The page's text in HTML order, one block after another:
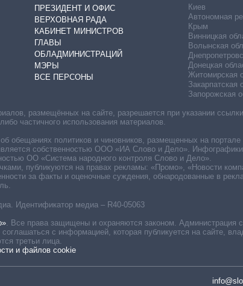
ПРЕЗИДЕНТ И ОФИС
ВЕРХОВНАЯ РАДА
КАБИНЕТ МИНИСТРОВ
ГЛАВЫ
ОБЛАДМИНИСТРАЦИЙ
МЭРЫ
ВСЕ ПЕРСОНЫ
Киев
Автономная
Крым
Винницкая
Волынская
Донецкая
Житомирская
Закарпатская
Запорожская
Идентификатор медиа – R40-05063
. Все права защищены и охраняются законом. Администрация
соглашаться с информацией, которая публикуется на сайте,
третьи лица.
и файлов cookie
размещённых на сайте, разрешается при указании
частичного использования материалов.
обещаниях политиков и чиновников, размещенных на
собственностью ООО «ИА Слово и Дело».
ОО «Система народного контроля Слово и Дело».
публикуются на правах рекламы: «Промо», «Новости
за факты и оценочные суждения, обнародованные в